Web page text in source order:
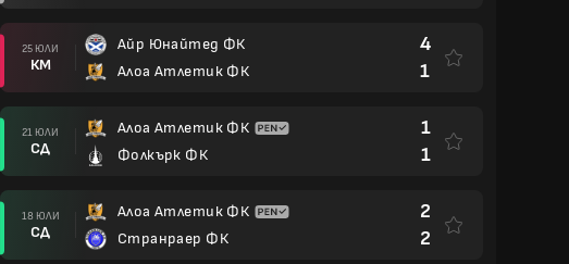
25 ЮЛИ
КМ
Айр Юнайтед ФК
Алоа Атлетик ФК
4
1
21 ЮЛИ
СД
Алоа Атлетик ФК
Фолкърк ФК
1
1
18 ЮЛИ
СД
Алоа Атлетик ФК
Странраер ФК
2
2